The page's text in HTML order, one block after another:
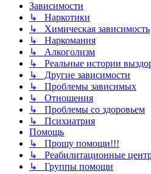
Зависимости
↳ Наркотики
↳ Химическая зависимость
↳ Наркомания
↳ Алкоголизм
↳ Реальные истории
↳ Другие зависимости
↳ Проблемы зависимых
↳ Отношения
↳ Проблемы со здоровьем
↳ Психиатрия
Помощь
↳ Прошу помощи!!!
↳ Реабилитационные
↳ Группы помощи